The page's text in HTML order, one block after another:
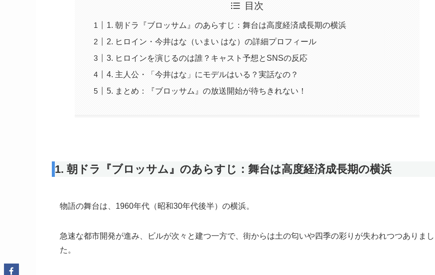
目次
1. 朝ドラ『ブロッサム』のあらすじ：舞台は高度経済成長期の横浜
2. ヒロイン・今井はな（いまい はな）の詳細プロフィール
3. ヒロインを演じるのは誰？キャスト予想とSNSの反応
4. 主人公・「今井はな」にモデルはいる？実話なの？
5. まとめ：『ブロッサム』の放送開始が待ちきれない！
1. 朝ドラ『ブロッサム』のあらすじ：舞台は高度経済成長期の横浜
物語の舞台は、1960年代（昭和30年代後半）の横浜。
急速な都市開発が進み、ビルが次々と建つ一方で、街からは土の匂いや四季の彩りが失われつつありまし
た。